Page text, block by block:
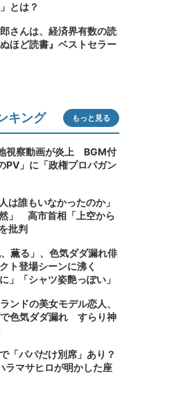
とは？
さんは、経済界有数の読
ほど読書』ベストセラー
キング もっと見る
視察動画が炎上 BGM付
PV」に「政権プロパガン
は誰もいなかったのか」
然」 高市首相「上空から
批判
薫る」、色気ダダ漏れ俳
ト登場シーンに沸く
」「シャツ姿艶っぽい」
ンドの美女モデル恋人、
色気ダダ漏れ すらり神
「パパだけ別席」あり？
マサヒロが明かした座